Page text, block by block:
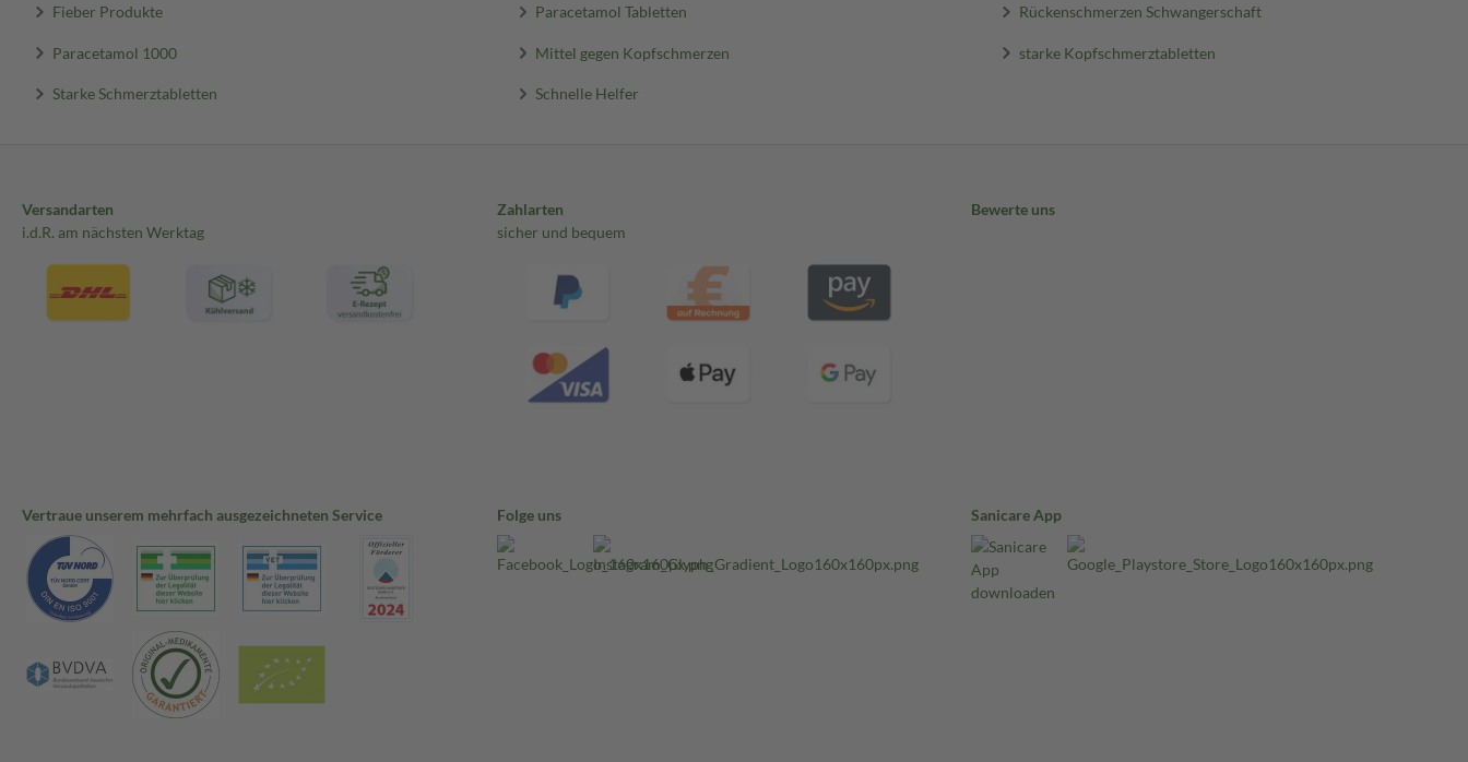
Fieber Produkte Paracetamol Tabletten Rückenschmerzen Schwangerschaft
Paracetamol 1000 Mittel gegen Kopfschmerzen starke Kopfschmerztabletten
Starke Schmerztabletten Schnelle Helfer
Versandarten
i.d.R. am nächsten Werktag
Zahlarten
sicher und bequem
Bewerte uns
Vertraue unserem mehrfach ausgezeichneten Service Folge uns Sanicare App